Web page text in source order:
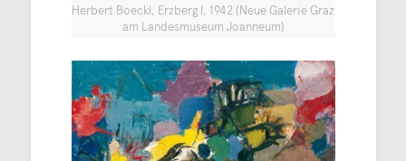
Herbert Boeckl, Erzberg I, 1942 (Neue Galerie Graz
am Landesmuseum Joanneum)